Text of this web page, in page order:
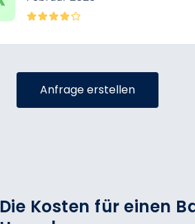
Anfrage erstellen
Die Kosten für einen